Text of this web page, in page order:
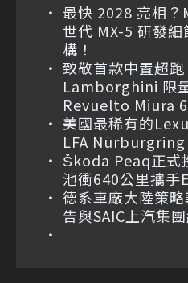
最快 2028 亮相
世代 MX-5 研發
構！
致敬首款中置超
Lamborghini 限
Revuelto Miura
美國最稀有的
LFA
Škoda Peaq正式
池衝640公里攜
德系車廠大陸策
告與SAIC上汽集